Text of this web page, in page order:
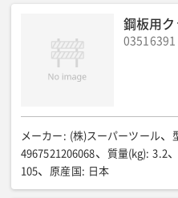
鋼板用
03516391
メーカー : (株)スーパーツール
4967521206068
質量(kg): 3.2
105
原産国 : 日本